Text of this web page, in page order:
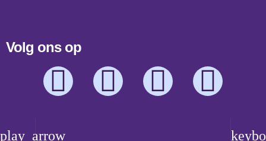
play_arrow
Volg ons op